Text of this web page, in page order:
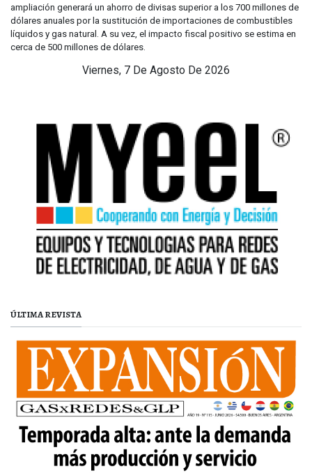
ampliación generará un ahorro de divisas superior a los 700 millones de
dólares anuales por la sustitución de importaciones de combustibles
líquidos y gas natural. A su vez, el impacto fiscal positivo se estima en
cerca de 500 millones de dólares.
Viernes, 7 De Agosto De 2026
ÚLTIMA REVISTA